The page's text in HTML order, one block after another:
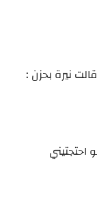
نيرة بحزن :
احتجتيني